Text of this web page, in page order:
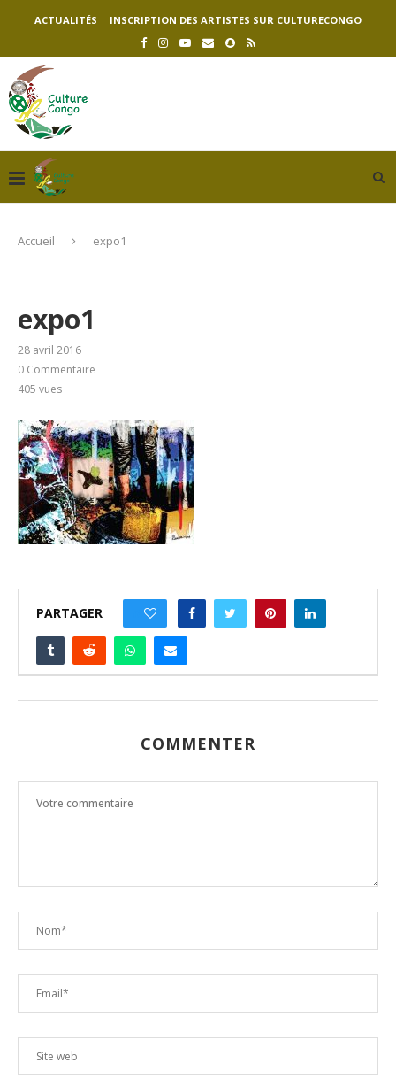
ACTUALITÉS INSCRIPTION DES ARTISTES SUR CULTURECONGO
Accueil expo1
expo1
28 avril 2016
0 Commentaire
405 vues
PARTAGER
COMMENTER